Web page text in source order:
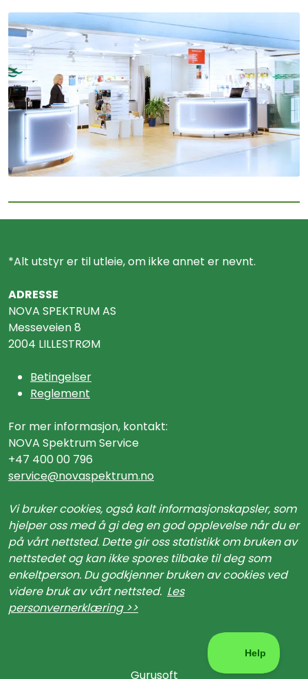
*Alt utstyr er til utleie, om ikke annet er nevnt.
ADRESSE
NOVA SPEKTRUM AS
Messeveien 8
2004 LILLESTRØM
Betingelser
Reglement
For mer informasjon, kontakt:
NOVA Spektrum Service
+47 400 00 796
service@novaspektrum.no
Vi bruker cookies, også kalt informasjonskapsler, som
hjelper oss med å gi deg en god opplevelse når du er
på vårt nettsted. Dette gir oss statistikk om bruken av
nettstedet og kan ikke spores tilbake til deg som
enkeltperson. Du godkjenner bruken av cookies ved
videre bruk av vårt nettsted. Les
personvernerklæring >>
Gurusoft